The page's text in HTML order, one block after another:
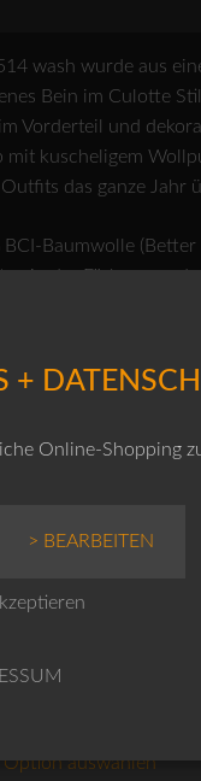
wash wurde aus
Bein im Culotte
Vorderteil und
mit kuscheligem
das ganze Jahr
BCI-Baumwolle
in der Färbung und
stammt aus
nicht bleichen,
separat oder mit
von links waschen
MODEL IM VIDEO
+
Online-Shopping
> BEARBEITEN